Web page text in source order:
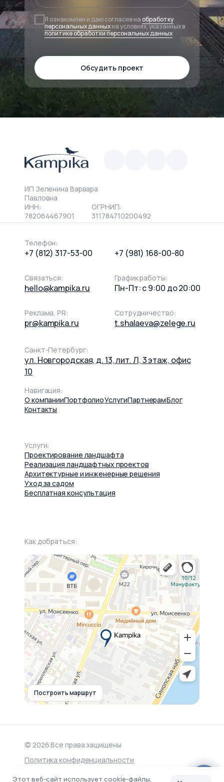
Я ознакомлен и даю согласие на обработку
персональных данныхна условиях, указанных в
политике обработки персональных данных
Обсудить проект
ИП Зеленина Варвара
Павловна
ИНН:
782064467901
ОГРНИП:
311784710200492
© 2026 Все права защищены
Политика конфиденциальности
Обработка персональных данных
Телефон:
+7 (812) 317-53-00 +7 (981) 168-00-80
Связаться:
hello@kampika.ru
Реклама, PR:
pr@kampika.ru
Сотрудничество:
t.shalaeva@zelege.ru
Услуги:
Проектирование ландшафта
Реализация ландшафтных проектов
Архитектурные и инженерные решения
Уход за садом
Бесплатная консультация
График работы:
Пн-Пт: с 9:00 до 20:00
Санкт-Петербург:
ул. Новгородская, д. 13, лит. Л, 3 этаж, офис
10
Навигация:
О компанииПортфолиоУслугиПартнерамБлог
Контакты
Как добраться:
Построить маршрут
Этот веб-сайт использует cookie-файлы,
Написать нам